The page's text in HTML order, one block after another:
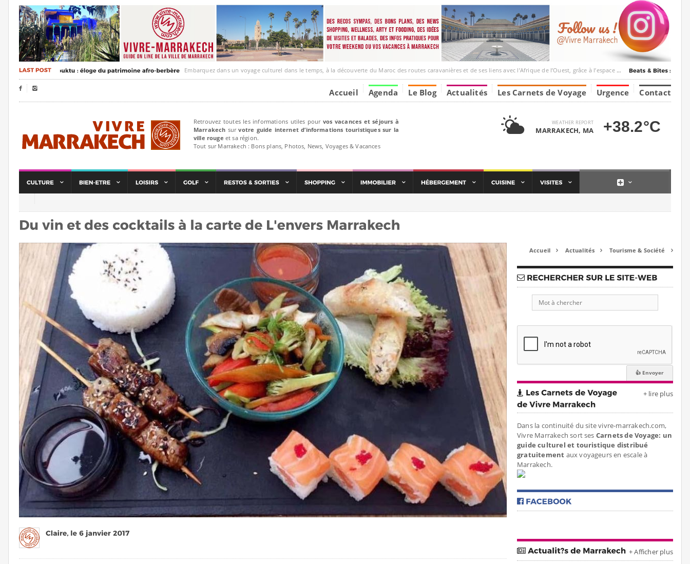
Embarquez dans un voyage culturel dans le temps, à la découverte du Maroc des routes caravanières et de ses liens avec l’Afrique de l’Ouest, grâce à l’espace Marrakesh-Tumbuktu.
  Accueil Agenda Le Blog Actualités Les Carnets de Voyage Urgence Contact
Retrouvez toutes les informations utiles pour vos vacances et séjours à
Marrakech survotre guide internet d’informations touristiques sur la
ville rouge et sa région.
Tout sur Marrakech : Bons plans, Photos, News, Voyages & Vacances
WEATHER REPORT
MARRAKECH, MA +38.2°C
Accueil  Actualités  Tourisme & Société 
+ lire plus
Dans la continuité du site vivre-marrakech.com,
Vivre Marrakech sort ses Carnets de Voyage: un
guide culturel et touristique distribué
gratuitement aux voyageurs en escale à
Marrakech.
+ Afficher plus